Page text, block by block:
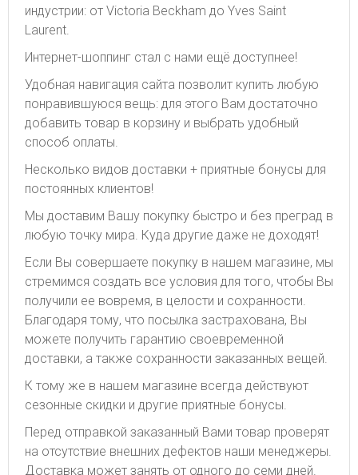
индустрии: от Victoria Beckham до Yves Saint
Laurent.
Интернет-шоппинг стал с нами ещё доступнее!
Удобная навигация сайта позволит купить любую
понравившуюся вещь: для этого Вам достаточно
добавить товар в корзину и выбрать удобный
способ оплаты.
Несколько видов доставки + приятные бонусы для
постоянных клиентов!
Мы доставим Вашу покупку быстро и без преград в
любую точку мира. Куда другие даже не доходят!
Если Вы совершаете покупку в нашем магазине, мы
стремимся создать все условия для того, чтобы Вы
получили ее вовремя, в целости и сохранности.
Благодаря тому, что посылка застрахована, Вы
можете получить гарантию своевременной
доставки, а также сохранности заказанных вещей.
К тому же в нашем магазине всегда действуют
сезонные скидки и другие приятные бонусы.
Перед отправкой заказанный Вами товар проверят
на отсутствие внешних дефектов наши менеджеры.
Доставка может занять от одного до семи дней.